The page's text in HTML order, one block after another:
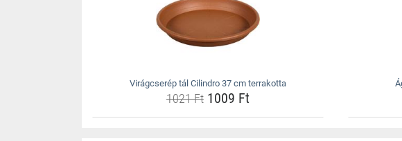
Virágcserép tál Cilindro 37 cm terrakotta
1021 Ft1009 Ft